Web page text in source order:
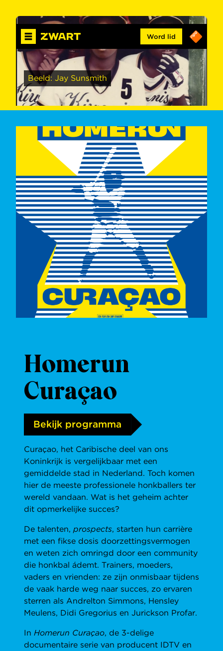
Word lid
Beeld: Jay Sunsmith
Homerun
Curaçao
Bekijk programma
Curaçao, het Caribische deel van ons
Koninkrijk is vergelijkbaar met een
gemiddelde stad in Nederland. Toch komen
hier de meeste professionele honkballers ter
wereld vandaan. Wat is het geheim achter
dit opmerkelijke succes?
De talenten, prospects, starten hun carrière
met een fikse dosis doorzettingsvermogen
en weten zich omringd door een community
die honkbal ádemt. Trainers, moeders,
vaders en vrienden: ze zijn onmisbaar tijdens
de vaak harde weg naar succes, zo ervaren
sterren als Andrelton Simmons, Hensley
Meulens, Didi Gregorius en Jurickson Profar.
In Homerun Curaçao, de 3-delige
documentaire serie van producent IDTV en